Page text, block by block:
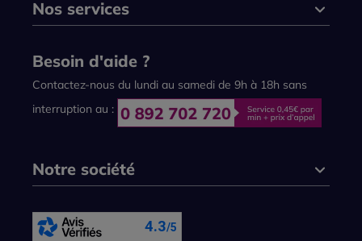
Nos services
Besoin d'aide ?
Contactez-nous du lundi au samedi de 9h à 18h sans
interruption au :
Notre société